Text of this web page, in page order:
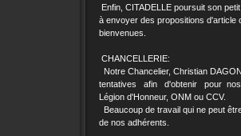
Enfin, CITADELLE poursuit son
à envoyer des propositions d'article
bienvenues.
CHANCELLERIE:
Notre Chancelier, Christian
tentatives afin d'obtenir pour nos
Légion d'Honneur, ONM ou CCV.
Beaucoup de travail qui ne peut
de nos adhérents.